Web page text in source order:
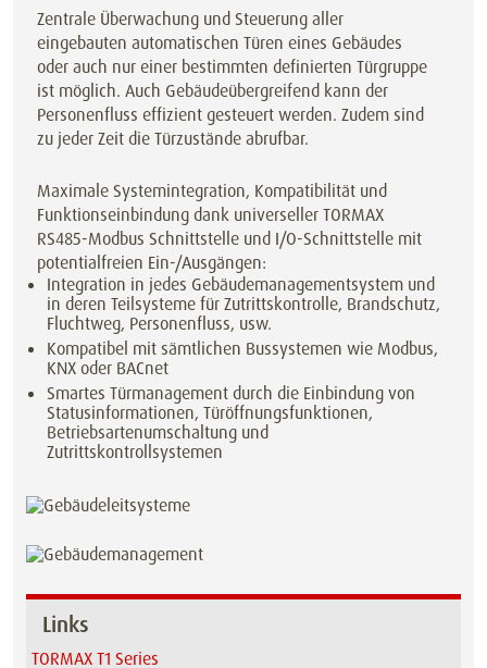
Zentrale Überwachung und Steuerung aller
eingebauten automatischen Türen eines Gebäudes
oder auch nur einer bestimmten definierten Türgruppe
ist möglich. Auch Gebäudeübergreifend kann der
Personenfluss effizient gesteuert werden. Zudem sind
zu jeder Zeit die Türzustände abrufbar.
Maximale Systemintegration, Kompatibilität und
Funktionseinbindung dank universeller TORMAX
RS485-Modbus Schnittstelle und I/O-Schnittstelle mit
potentialfreien Ein-/Ausgängen:
Integration in jedes Gebäudemanagementsystem und
in deren Teilsysteme für Zutrittskontrolle, Brandschutz,
Fluchtweg, Personenfluss, usw.
Kompatibel mit sämtlichen Bussystemen wie Modbus,
KNX oder BACnet
Smartes Türmanagement durch die Einbindung von
Statusinformationen, Türöffnungsfunktionen,
Betriebsartenumschaltung und
Zutrittskontrollsystemen
Links
TORMAX T1 Series